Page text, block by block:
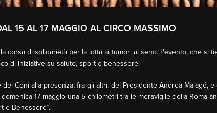
15 AL 17 MAGGIO AL CIRCO MASSIMO
la corsa di solidarietà per la lotta ai tumori al seno. L’evento, che si
di iniziative su salute, sport e benessere.
Coni alla presenza, fra gli altri, del Presidente Andrea Malagó,
17 maggio una 5 chilometri tra le meraviglie della Roma
e Benessere”.